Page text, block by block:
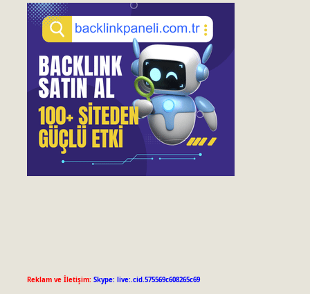
Reklam ve İletişim: Skype: live:.cid.575569c608265c69